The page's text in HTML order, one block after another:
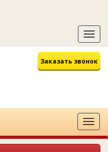
Заказать звонок